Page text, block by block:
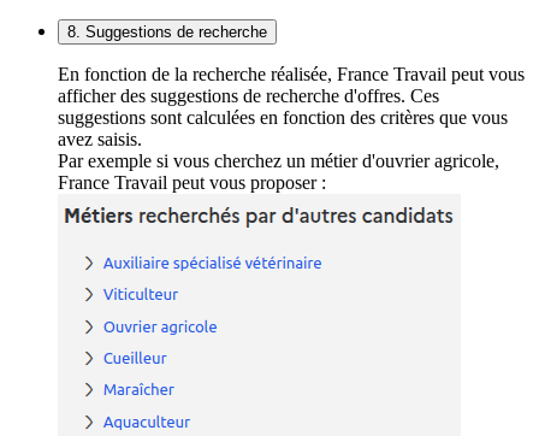
8. Suggestions de recherche
En fonction de la recherche réalisée, France Travail peut vous
afficher des suggestions de recherche d'offres. Ces
suggestions sont calculées en fonction des critères que vous
avez saisis.
Par exemple si vous cherchez un métier d'ouvrier agricole,
France Travail peut vous proposer :